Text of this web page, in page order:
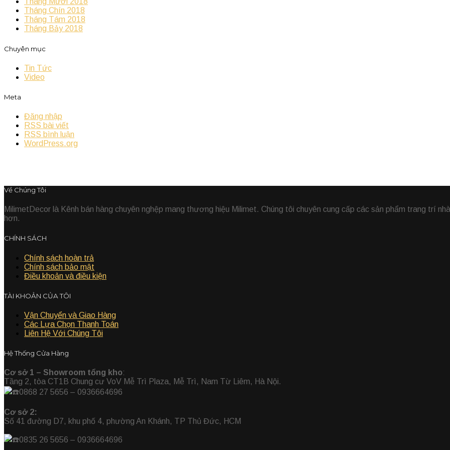
Tháng Chín 2018
Tháng Tám 2018
Tháng Bảy 2018
Chuyên mục
Tin Tức
Video
Meta
Đăng nhập
RSS bài viết
RSS bình luận
WordPress.org
Về Chúng Tôi
MilimetDecor là Kênh bán hàng chuyên nghệp mang thương hiệu Milimet. Chúng tôi chuyên cung cấp các sản phẩm trang trí
hơn.
CHÍNH SÁCH
Chính sách hoàn trả
Chính sách bảo mật
Điều khoản và điều kiện
TÀI KHOẢN CỦA TÔI
Vận Chuyển và Giao Hàng
Các Lựa Chọn Thanh Toán
Liên Hệ Với Chúng Tôi
Hệ Thống Cửa Hàng
Cơ sở 1 – Showroom tổng kho:
Tầng 2, tòa CT1B Chung cư VoV Mễ Trì Plaza, Mễ Trì, Nam Từ Liêm, Hà Nội.
0868 27 5656 – 0936664696
Cơ sở 2:
Số 41 đường D7, khu phố 4, phường An Khánh, TP Thủ Đức, HCM
0835 26 5656 – 0936664696